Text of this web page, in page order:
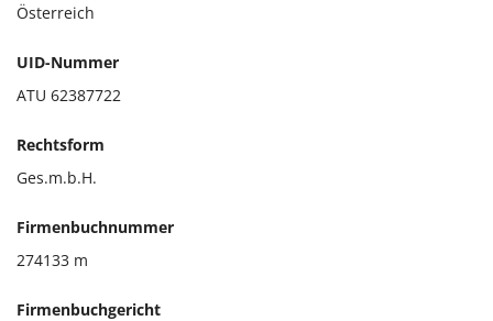
Österreich
UID-Nummer
ATU 62387722
Rechtsform
Ges.m.b.H.
Firmenbuchnummer
274133 m
Firmenbuchgericht